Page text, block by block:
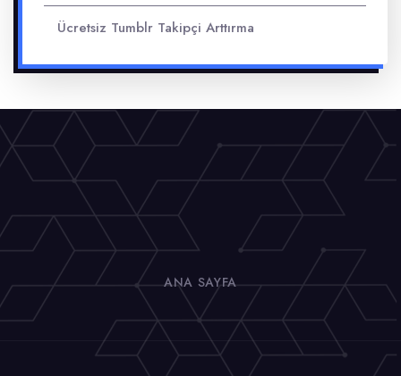
Ücretsiz Tumblr Takipçi Arttırma
ANA SAYFA